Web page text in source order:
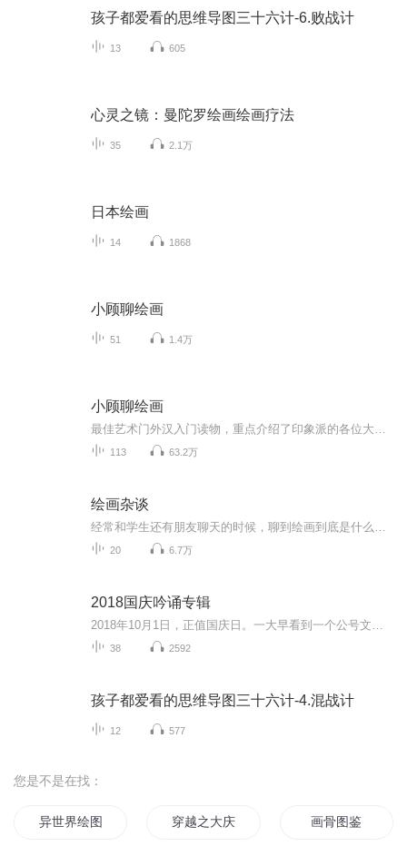
孩子都爱看的思维导图三十六计-6.败战计
13 605
心灵之镜：曼陀罗绘画绘画疗法
35 2.1万
日本绘画
14 1868
小顾聊绘画
51 1.4万
小顾聊绘画
113 63.2万
绘画杂谈
20 6.7万
2018国庆吟诵专辑
38 2592
孩子都爱看的思维导图三十六计-4.混战计
12 577
您是不是在找：
异世界绘图 穿越之大庆帝国 画骨图鉴